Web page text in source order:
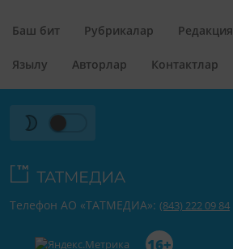
Баш бит Рубрикалар Редакция
Язылу Авторлар Контактлар
Телефон АО «ТАТМЕДИА»: (843) 222 09 84
16+